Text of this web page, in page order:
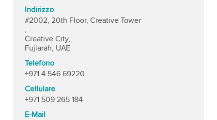
Indirizzo
#2002, 20th Floor, Creative Tower
,
Creative City,
Fujiarah, UAE
Telefono
+971 4 546 69220
Cellulare
+971 509 265 184
E-Mail